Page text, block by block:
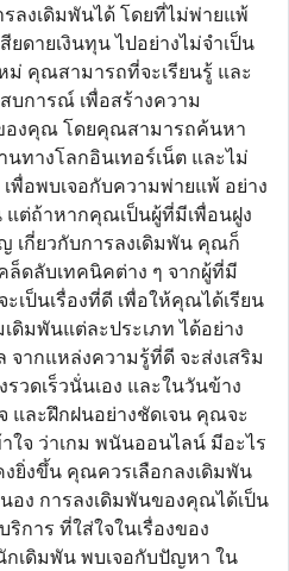
ลงเดิมพันได้ โดยที่ไม่พ่ายแพ้
ยดายเงินทุน ไปอย่างไม่จำเป็น
คุณสามารถที่จะเรียนรู้ และ
บการณ์ เพื่อสร้างความ
องคุณ โดยคุณสามารถค้นหา
ทางโลกอินเทอร์เน็ต และไม่
พื่อพบเจอกับความพ่ายแพ้ อย่าง
แต่ถ้าหากคุณเป็นผู้ที่มีเพื่อนฝูง
เกี่ยวกับการลงเดิมพัน คุณก็
ดลับเทคนิคต่าง ๆ จากผู้ที่มี
เป็นเรื่องที่ดี เพื่อให้คุณได้เรียน
ดิมพันแต่ละประเภท ได้อย่าง
จากแหล่งความรู้ที่ดี จะส่งเสริม
วดเร็วนั่นเอง และในวันข้าง
ละฝึกฝนอย่างชัดเจน คุณจะ
ใจ ว่าเกม พนันออนไลน์ มีอะไร
ยิ่งขึ้น คุณควรเลือกลงเดิมพัน
อง การลงเดิมพันของคุณได้เป็น
การ ที่ใส่ใจในเรื่องของ
กเดิมพัน พบเจอกับปัญหา ใน